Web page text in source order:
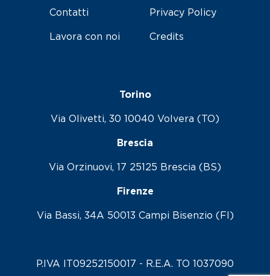
Contatti
Lavora con noi
Privacy Policy
Credits
Torino
Via Olivetti, 30 10040 Volvera (TO)
Brescia
Via Orzinuovi, 17 25125 Brescia (BS)
Firenze
Via Bassi, 34A 50013 Campi Bisenzio (FI)
P.IVA IT09252150017 - R.E.A. TO 1037090